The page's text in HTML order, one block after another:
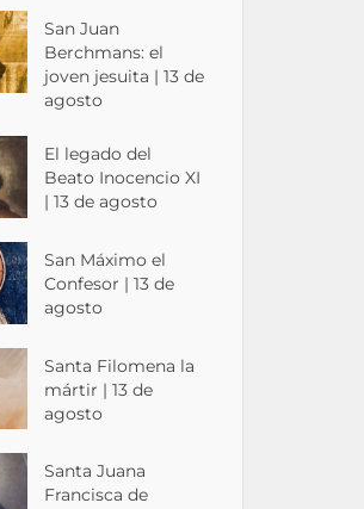
San Juan
Berchmans: el
joven jesuita | 13 de
agosto
El legado del
Beato Inocencio XI
| 13 de agosto
San Máximo el
Confesor | 13 de
agosto
Santa Filomena la
mártir | 13 de
agosto
Santa Juana
Francisca de